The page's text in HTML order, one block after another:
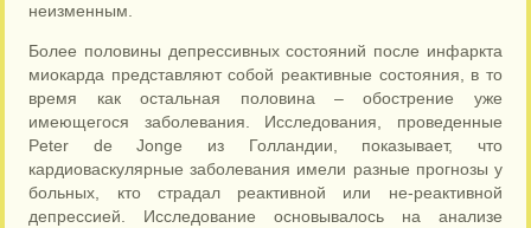
неизменным.
Более половины депрессивных состояний после инфаркта
миокарда представляют собой реактивные состояния, в то
время как остальная половина – обострение уже
имеющегося заболевания. Исследования, проведенные
Peter de Jonge из Голландии, показывает, что
кардиоваскулярные заболевания имели разные прогнозы у
больных, кто страдал реактивной или не-реактивной
депрессией. Исследование основывалось на анализе